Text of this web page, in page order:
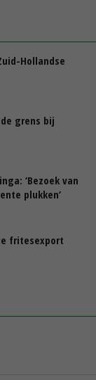
Hollandse
grens bij
‘Bezoek van
plukken’
fritesexport